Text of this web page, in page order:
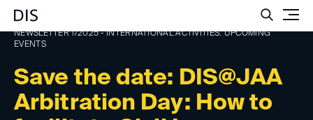
Save the date: DIS@JAA
Arbitration Day: How to
NEWSLETTER 1/2025 - INTERNATIONAL ACTIVITIES: UPCOMING
EVENTS